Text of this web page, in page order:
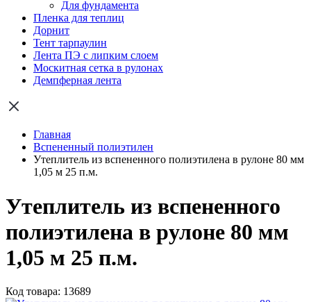
Для фундамента
Пленка для теплиц
Дорнит
Тент тарпаулин
Лента ПЭ с липким слоем
Москитная сетка в рулонах
Демпферная лента
Главная
Вспененный полиэтилен
Утеплитель из вспененного полиэтилена в рулоне 80 мм
1,05 м 25 п.м.
Утеплитель из вспененного
полиэтилена в рулоне 80 мм
1,05 м 25 п.м.
Код товара: 13689